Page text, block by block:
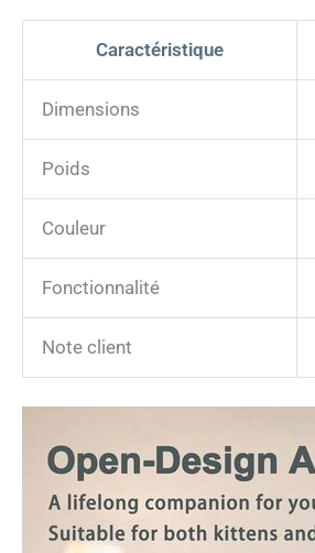
Caractéristique
Dimensions
Poids
Couleur
Fonctionnalité
Note client